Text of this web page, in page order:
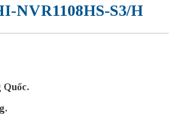
NVR1108HS-S3/H
Quốc.